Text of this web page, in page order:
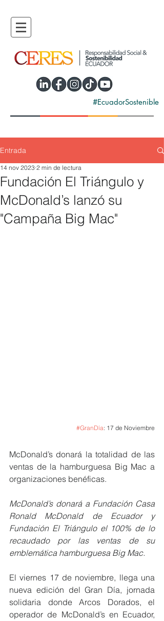
#EcuadorSostenible
Entrada
Fundación El Triángulo y
McDonald’s lanzó su
"Campaña Big Mac"
14 nov 2023 2 min de lectura
#GranDía: 17 de Noviembre
McDonald’s donará la totalidad de las
ventas de la hamburguesa Big Mac a
organizaciones benéficas.
McDonald’s donará a Fundación Casa
Ronald McDonald de Ecuador y
Fundación El Triángulo el 100% de lo
recaudado por las ventas de su
emblemática hamburguesa Big Mac.
El viernes 17 de noviembre, llega una
nueva edición del Gran Día, jornada
solidaria donde Arcos Dorados, el
operador de McDonald’s en Ecuador,